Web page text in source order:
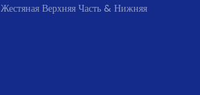
Жестяная Верхняя Часть & Нижняя